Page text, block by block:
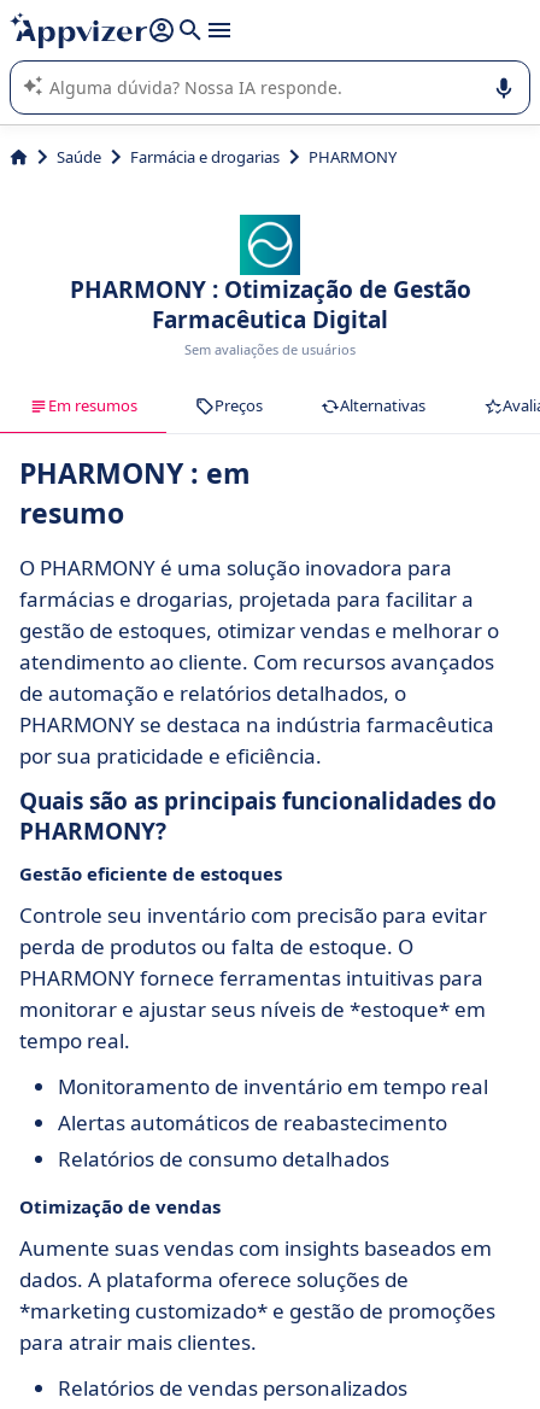
de nossa IA (várias linhas com
A IA do Appvizer o orienta no uso ou na seleção de software
SaaS para sua empresa.
Saúde Farmácia e drogarias PHARMONY
PHARMONY : Otimização de Gestão
Farmacêutica Digital
Sem avaliações de usuários
Em resumos Preços Alternativas
PHARMONY : em
resumo
O PHARMONY é uma solução inovadora para
farmácias e drogarias, projetada para facilitar a
gestão de estoques, otimizar vendas e melhorar o
atendimento ao cliente. Com recursos avançados
de automação e relatórios detalhados, o
PHARMONY se destaca na indústria farmacêutica
por sua praticidade e eficiência.
Quais são as principais funcionalidades do
PHARMONY?
Gestão eficiente de estoques
Controle seu inventário com precisão para evitar
perda de produtos ou falta de estoque. O
PHARMONY fornece ferramentas intuitivas para
monitorar e ajustar seus níveis de *estoque* em
tempo real.
Monitoramento de inventário em tempo real
Alertas automáticos de reabastecimento
Relatórios de consumo detalhados
Otimização de vendas
Aumente suas vendas com insights baseados em
dados. A plataforma oferece soluções de
*marketing customizado* e gestão de promoções
para atrair mais clientes.
Relatórios de vendas personalizados